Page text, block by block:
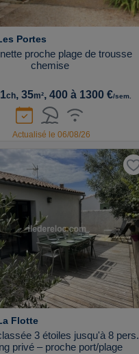
Portes
proche plage de trousse
chemise
ch, 35m², 400 à 1300 €/sem.
Actualisé le 06/08/26
Flotte
3 étoiles jusqu'à 8 pers.
privé – proche port/plage